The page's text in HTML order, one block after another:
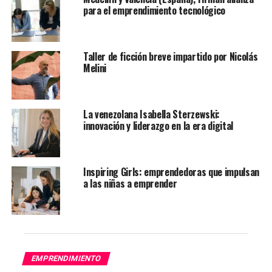
Le puede interesar:
ya es una realidad – Yo Soy Latino
Para ello, se ha diseñado una aplicación llamada ‘La
mirada de Harry’ para adaptar el entorno educativo,
familiar y social, ofreciendo dos interfaces: una para
alumnos y otra para profesores y padres. Cuenta con
alertas emocionales para facilitar la interacción y
refuerzos educativos, así como alertas cognitivas para
organizar contenidos teóricos y ejercicios prácticos.
Aunque está pensada especialmente para alumnos con
TEA, puede ser utilizada por toda la clase como una
herramienta inclusiva. Su diseño busca ser un estímulo
para la intervención con niños con capacidades
para el emprendimiento tecnológico
Taller de ficción breve impartido por Nicolás
Melini
La venezolana Isabella Sterzewski:
innovación y liderazgo en la era digital
Inspiring Girls: emprendedoras que impulsan
a las niñas a emprender
EMPRENDIMIENTO